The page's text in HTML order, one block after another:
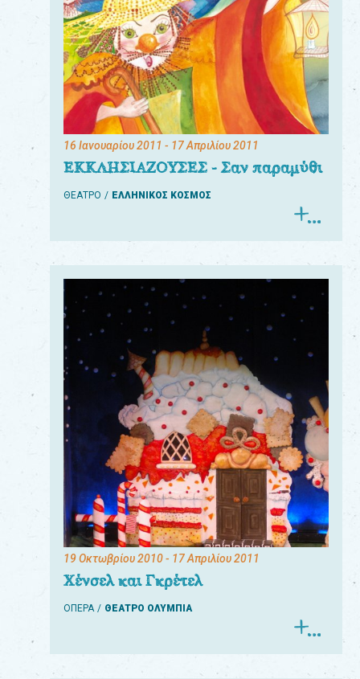
16 Ιανουαρίου 2011 - 17 Απριλίου 2011
ΕΚΚΛΗΣΙΑΖΟΥΣΕΣ - Σαν παραμύθι
ΘΕΑΤΡΟ ΕΛΛΗΝΙΚΟΣ ΚΟΣΜΟΣ
19 Οκτωβρίου 2010- 17 Απριλίου 2011
Χένσελ και Γκρέτελ
ΟΠΕΡΑ ΘΕΑΤΡΟ ΟΛΥΜΠΙΑ